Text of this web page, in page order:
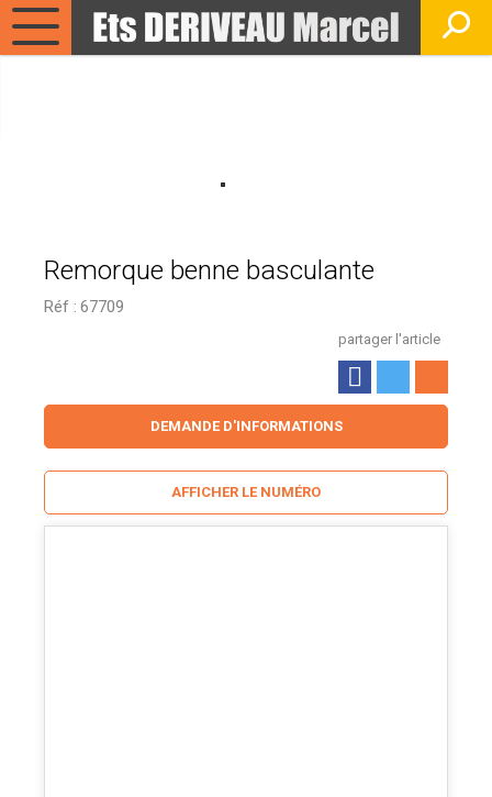
Remorque benne basculante
Réf : 67709
partager l'article
DEMANDE D'INFORMATIONS
AFFICHER LE NUMÉRO